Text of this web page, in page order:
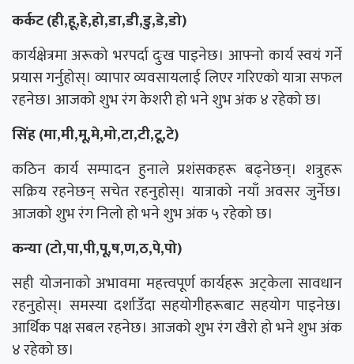
कर्कट (ही,हू,हे,हो,डा,डी,डु,डे,डो)
कार्यक्षेत्रमा अरूको भरपर्दा दुःख पाइनेछ। आफ्नो कार्य स्वयं गर्ने
प्रयास गर्नुहोस्। व्यापार व्यवसायलाई लिएर गरिएको यात्रा सफल
रहनेछ। आजको शुभ रंग केशरी हो भने शुभ अंक ४ रहेको छ।
सिंह (मा,मी,मू,मे,मो,टा,टी,टू,टे)
कठिन कार्य सम्पादन हुनाले प्रशंसकहरू बढ्नेछन्। शत्रुहरू
सक्रिय रहनेछन् सचेत रहनुहोस्। यात्राको नयाँ अवसर जुर्नेछ।
आजको शुभ रंग निलो हो भने शुभ अंक ५ रहेको छ।
कन्या (टो,पा,पी,पू,ष,ण,ठ,पे,पो)
सही योजनाको अभावमा महत्त्वपूर्ण कार्यहरू अट्केला सावधान
रहनुहोस्। समस्या दर्शाउँदा सहयोगीहरूबाट सहयोग पाइनेछ।
आर्थिक पक्ष सबल रहनेछ। आजको शुभ रंग खैरो हो भने शुभ अंक
४ रहेको छ।